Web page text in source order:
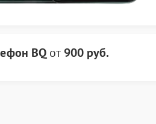
BQ от 900 руб.